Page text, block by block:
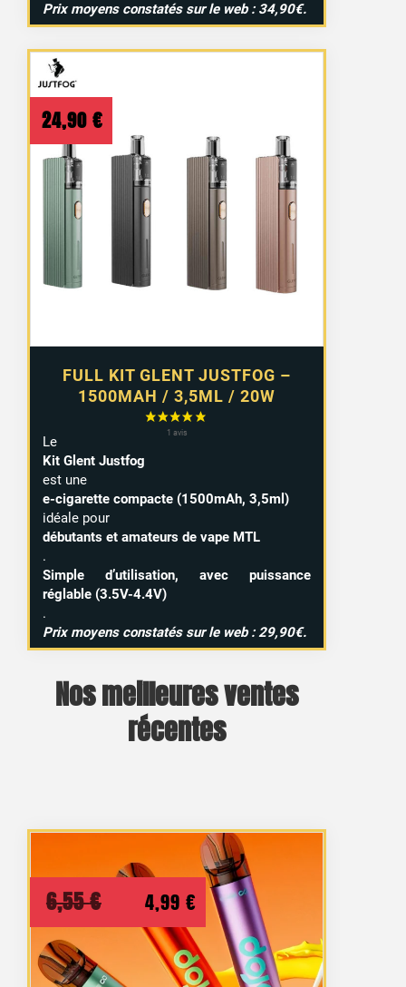
Prix moyens constatés sur le web : 34,90€.
FULL KIT GLENT JUSTFOG –
1500MAH / 3,5ML / 20W
24,90 €
Le
Kit Glent Justfog
est une
e-cigarette compacte (1500mAh, 3,5ml)
idéale pour
débutants et amateurs de vape MTL
.
Simple d’utilisation, avec puissance
réglable (3.5V-4.4V)
.
Prix moyens constatés sur le web : 29,90€.
Nos meilleures ventes
récentes
6,55€
Le
prix
initial
4,99 € Le
prix
actuel